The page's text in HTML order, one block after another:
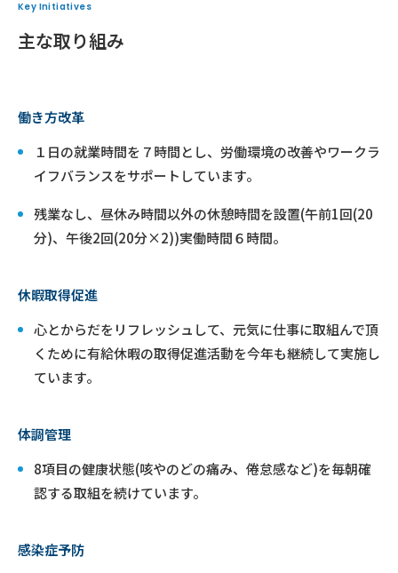
Key Initiatives
主な取り組み
働き方改革
１日の就業時間を７時間とし、労働環境の改善やワークラ
イフバランスをサポートしています。
残業なし、昼休み時間以外の休憩時間を設置(午前1回(20
分)、午後2回(20分×2))実働時間６時間。
休暇取得促進
心とからだをリフレッシュして、元気に仕事に取組んで頂
くために有給休暇の取得促進活動を今年も継続して実施し
ています。
体調管理
8項目の健康状態(咳やのどの痛み、倦怠感など)を毎朝確
認する取組を続けています。
感染症予防